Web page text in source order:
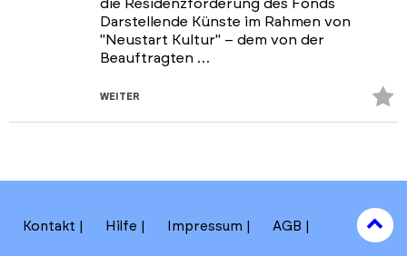
die Residenzförderung des Fonds
Darstellende Künste im Rahmen von
"Neustart Kultur" – dem von der
Beauftragten …
WEITER
Kontakt Hilfe Impressum AGB
to
top